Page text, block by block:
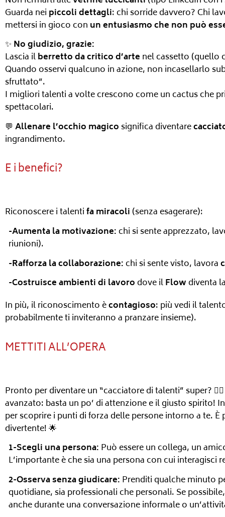
Guarda nei piccoli dettagli: chi sorride davvero? Chi
mettersi in gioco con un entusiasmo che non può
✨ No giudizio, grazie:
Lascia ilberretto da critico d’arte nel cassetto (quello
Quando osservi qualcuno in azione, non incasellarlo
sfruttato”.
I migliori talenti a volte crescono come un cactus che
spettacolari.
💬 Allenare l’occhio magicosignifica diventare
ingrandimento.
E i benefici?
Riconoscere i talentifa miracoli (senza esagerare):
-Aumenta la motivazione:chi si sente apprezzato,
riunioni).
-Rafforza la collaborazione:chi si sente visto, lavora
-Costruisce ambienti di lavorodove ilFlowdiventa
In più, il riconoscimento ècontagioso: più vedi il
probabilmente ti inviteranno a pranzare insieme).
METTITI ALL’OPERA
Pronto per diventare un “cacciatore di talenti” super?
avanzato: basta un po’ di attenzione e il giusto
per scoprire i punti di forza delle persone intorno a te.
divertente! 🌟
1-Scegli una persona: Può essere un collega, un
L’importante è che sia una persona con cui interagisci
2-Osserva senza giudicare: Prenditi qualche minuto
quotidiane, sia professionali che personali. Se
anche durante una conversazione informale o